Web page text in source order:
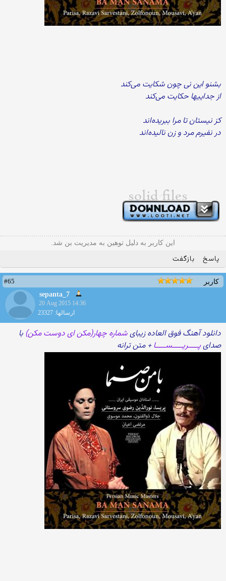
بشنو این نی چون شکایت می‌کند
از جداییها حکایت می‌کند
کز نیستان تا مرا ببریده‌اند
در نفیرم مرد و زن نالیده‌اند
این کاربر به دلیل توهین به مدیریت بن شد.
پاسخ بازگفت
کاربر
#65
sepanta_7
20 Aug 2015 14:36
ارسالها: 23327
دانلود آهنگ فوق العاده زیبایشماره چهار(مکن ای دوست مکن) با
صدایپـــــریـــــســـــا+ متن ترانه